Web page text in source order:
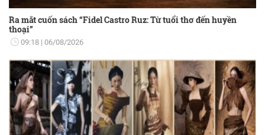
Ra mắt cuốn sách “Fidel Castro Ruz: Từ tuổi thơ đến huyền
thoại”
09:18 06/08/2026